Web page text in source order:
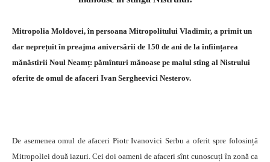
Mitropolia Moldovei, în persoana Mitropolitului Vladimir, a primit un
dar neprețuit în preajma aniversării de 150 de ani de la înființarea
mănăstirii Noul Neamț: pămînturi mănoase pe malul stîng al Nistrului
oferite de omul de afaceri Ivan Sergheevici Nesterov.
De asemenea omul de afaceri Piotr Ivanovici Serbu a oferit spre folosință
Mitropoliei două iazuri. Cei doi oameni de afaceri sînt cunoscuți în zonă ca